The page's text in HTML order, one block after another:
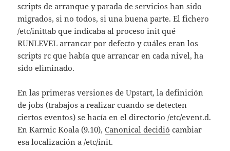
scripts de arranque y parada de servicios han sido
migrados, si no todos, si una buena parte. El fichero
/etc/inittab que indicaba al proceso init qué
RUNLEVEL arrancar por defecto y cuáles eran los
scripts rc que había que arrancar en cada nivel, ha
sido eliminado.
En las primeras versiones de Upstart, la definición
de jobs (trabajos a realizar cuando se detecten
ciertos eventos) se hacía en el directorio /etc/event.d.
En Karmic Koala (9.10),Canonical decidió cambiar
esa localización a /etc/init.